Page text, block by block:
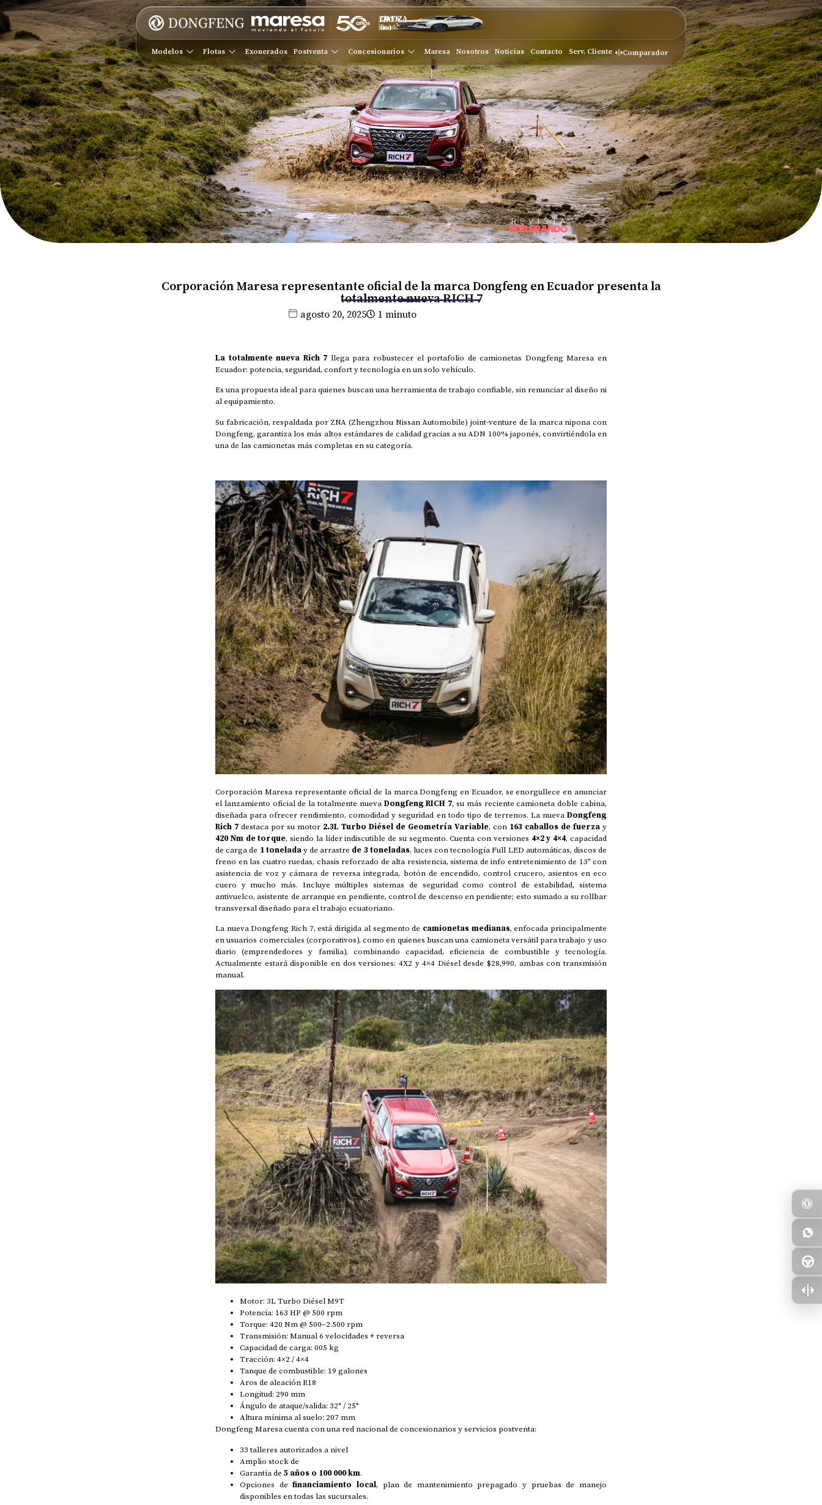
COTIZA EN LÍNEA
Tu modelo ideal
Modelos Flotas Exonerados Postventa Concesionarios Maresa Nosotros Noticias Contacto Serv. Cliente Comparador
Corporación Maresa representante oficial de la marca Dongfeng en Ecuador presenta la
totalmente nueva RICH 7
agosto 20, 2025 1 minuto
La totalmente nueva Rich 7 llega para robustecer el portafolio de camionetas Dongfeng Maresa en
Ecuador: potencia, seguridad, confort y tecnología en un solo vehículo.
Es una propuesta ideal para quienes buscan una herramienta de trabajo confiable, sin renunciar al diseño ni
al equipamiento.
Su fabricación, respaldada por ZNA (Zhengzhou Nissan Automobile) joint-venture de la marca nipona con
Dongfeng, garantiza los más altos estándares de calidad gracias a su ADN 100% japonés, convirtiéndola en
una de las camionetas más completas en su categoría.
Corporación Maresa representante oficial de la marca Dongfeng en Ecuador, se enorgullece en anunciar
el lanzamiento oficial de la totalmente nueva Dongfeng RICH 7, su más reciente camioneta doble cabina,
diseñada para ofrecer rendimiento, comodidad y seguridad en todo tipo de terrenos. La nueva Dongfeng
Rich 7 destaca por su motor 2.3L Turbo Diésel de Geometría Variable, con 163 caballos de fuerza y
420 Nm de torque, siendo la líder indiscutible de su segmento. Cuenta con versiones 4×2 y 4×4, capacidad
de carga de 1 toneladay de arrastre de 3 toneladas, luces con tecnología Full LED automáticas, discos de
freno en las cuatro ruedas, chasis reforzado de alta resistencia, sistema de info entretenimiento de 13″ con
asistencia de voz y cámara de reversa integrada, botón de encendido, control crucero, asientos en eco
cuero y mucho más. Incluye múltiples sistemas de seguridad como control de estabilidad, sistema
antivuelco, asistente de arranque en pendiente, control de descenso en pendiente; esto sumado a su rollbar
transversal diseñado para el trabajo ecuatoriano.
La nueva Dongfeng Rich 7, está dirigida al segmento de camionetas medianas, enfocada principalmente
en usuarios comerciales (corporativos), como en quienes buscan una camioneta versátil para trabajo y uso
diario (emprendedores y familia), combinando capacidad, eficiencia de combustible y tecnología.
Actualmente estará disponible en dos versiones: 4X2 y 4×4 Diésel desde $28,990, ambas con transmisión
manual.
Motor: 3L Turbo Diésel M9T
Potencia: 163 HP @ 500 rpm
Torque: 420 Nm @ 500–2.500 rpm
Transmisión: Manual 6 velocidades + reversa
Capacidad de carga: 005 kg
Tracción: 4×2 / 4×4
Tanque de combustible: 19 galones
Aros de aleación R18
Longitud: 290 mm
Ángulo de ataque/salida: 32° / 25°
Altura mínima al suelo: 207 mm
Dongfeng Maresa cuenta con una red nacional de concesionarios y servicios postventa:
33 talleres autorizados a nivel
Amplio stock de
Garantía de 5 años o 100 000 km.
Opciones definanciamiento local, plan de mantenimiento prepagado y pruebas de manejo
disponibles en todas las sucursales.